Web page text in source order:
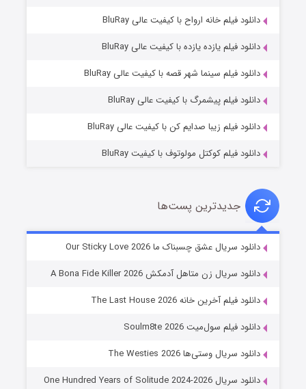
شوهر
دانلود فیلم خانه ارواح با کیفیت عالی BluRay
دانلود فیلم یازده یازده با کیفیت عالی BluRay
دانلود فیلم سینما شهر قصه با کیفیت عالی BluRay
دانلود فیلم پیشمرگ با کیفیت عالی BluRay
دانلود فیلم زیبا صدایم کن با کیفیت عالی BluRay
دانلود فیلم کوکتل مولوتوف با کیفیت BluRay
جدیدترین پست‌ها
دانلود سریال عشق چسبناک ما Our Sticky Love 2026
دانلود سریال زن متاهل آدمکش A Bona Fide Killer 2026
دانلود فیلم آخرین خانه The Last House 2026
دانلود فیلم سول‌میت Soulm8te 2026
دانلود سریال وستی‌ها The Westies 2026
دانلود سریال One Hundred Years of Solitude 2024-2026